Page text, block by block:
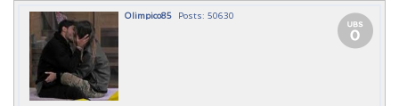
Olimpico85 Posts: 50630